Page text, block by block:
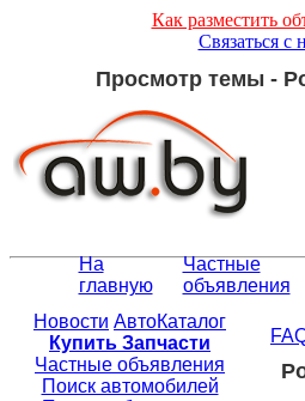
Как разместить
Связаться с
Просмотр темы -
На
главную
Частные
объявления
Новости АвтоКаталог
Купить Запчасти
Частные объявления
Поиск автомобилей